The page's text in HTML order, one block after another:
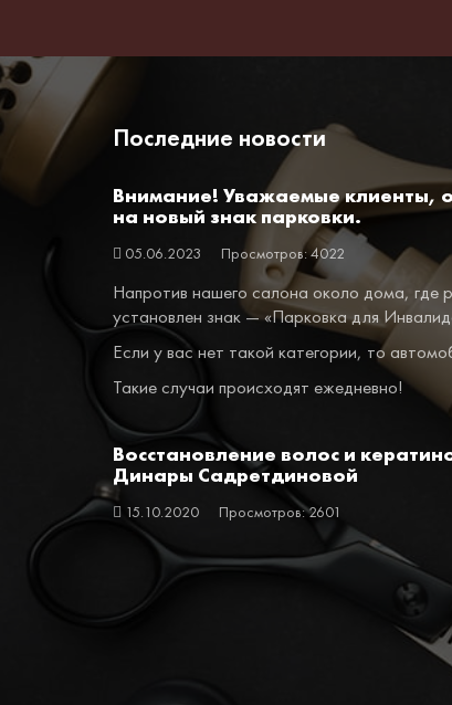
Последние новости
Внимание! Уважаемые клиенты,
на новый знак парковки.
05.06.2023 Просмотров: 4022
Напротив нашего салона около дома, где
установлен знак — «Парковка для
Если у вас нет такой категории, то
Такие случаи происходят ежедневно!
Восстановление волос и
Динары Садретдиновой
15.10.2020 Просмотров: 2601